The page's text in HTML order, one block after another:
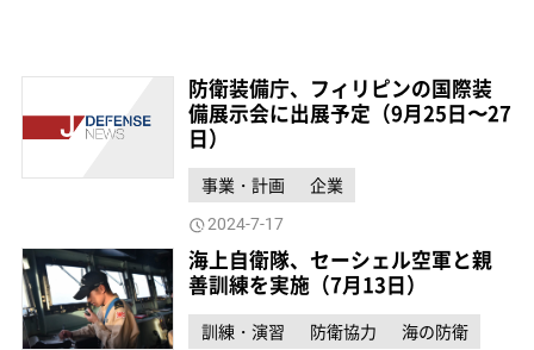
防衛装備庁、フィリピンの国際装
備展示会に出展予定（9月25日〜27
日）
事業・計画 企業
2024-7-17
海上自衛隊、セーシェル空軍と親
善訓練を実施（7月13日）
訓練・演習 防衛協力 海の防衛